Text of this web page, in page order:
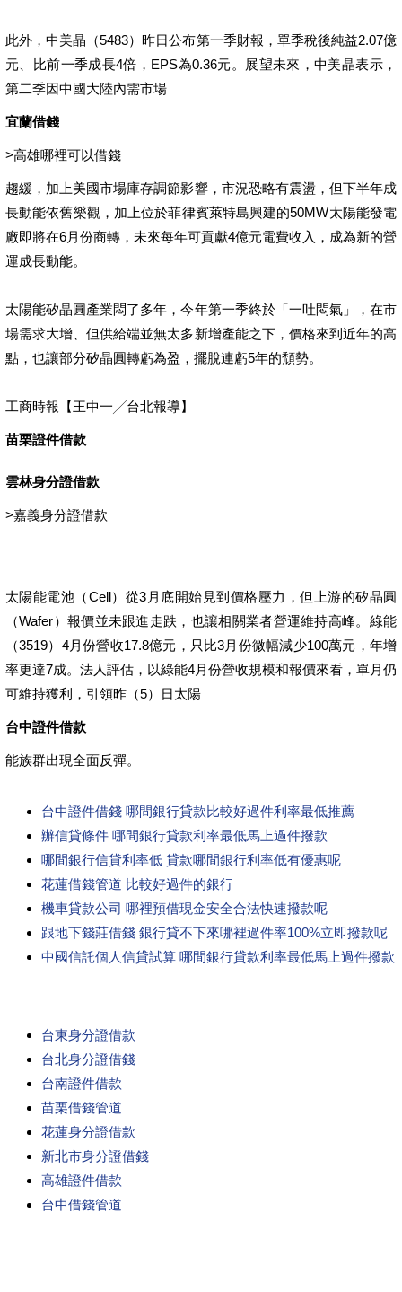
此外，中美晶（5483）昨日公布第一季財報，單季稅後純益2.07億
元、比前一季成長4倍，EPS為0.36元。展望未來，中美晶表示，
第二季因中國大陸內需市場
宜蘭借錢
>高雄哪裡可以借錢
趨緩，加上美國市場庫存調節影響，市況恐略有震盪，但下半年成
長動能依舊樂觀，加上位於菲律賓萊特島興建的50MW太陽能發電
廠即將在6月份商轉，未來每年可貢獻4億元電費收入，成為新的營
運成長動能。
太陽能矽晶圓產業悶了多年，今年第一季終於「一吐悶氣」，在市
場需求大增、但供給端並無太多新增產能之下，價格來到近年的高
點，也讓部分矽晶圓轉虧為盈，擺脫連虧5年的頹勢。
工商時報【王中一╱台北報導】
苗栗證件借款
雲林身分證借款
>嘉義身分證借款
太陽能電池（Cell）從3月底開始見到價格壓力，但上游的矽晶圓
（Wafer）報價並未跟進走跌，也讓相關業者營運維持高峰。綠能
（3519）4月份營收17.8億元，只比3月份微幅減少100萬元，年增
率更達7成。法人評估，以綠能4月份營收規模和報價來看，單月仍
可維持獲利，引領昨（5）日太陽
台中證件借款
能族群出現全面反彈。
台中證件借錢 哪間銀行貸款比較好過件利率最低推薦
辦信貸條件 哪間銀行貸款利率最低馬上過件撥款
哪間銀行信貸利率低 貸款哪間銀行利率低有優惠呢
花蓮借錢管道 比較好過件的銀行
機車貸款公司 哪裡預借現金安全合法快速撥款呢
跟地下錢莊借錢 銀行貸不下來哪裡過件率100%立即撥款呢
中國信託個人信貸試算 哪間銀行貸款利率最低馬上過件撥款
台東身分證借款
台北身分證借錢
台南證件借款
苗栗借錢管道
花蓮身分證借款
新北市身分證借錢
高雄證件借款
台中借錢管道